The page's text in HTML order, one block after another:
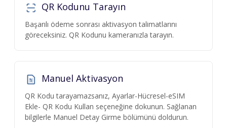
QR Kodunu Tarayın
Başarılı ödeme sonrası aktivasyon talimatlarını
göreceksiniz. QR Kodunu kameranızla tarayın.
Manuel Aktivasyon
QR Kodu tarayamazsanız, Ayarlar-Hücresel-eSIM
Ekle- QR Kodu Kullan seçeneğine dokunun. Sağlanan
bilgilerle Manuel Detay Girme bölümünü doldurun.